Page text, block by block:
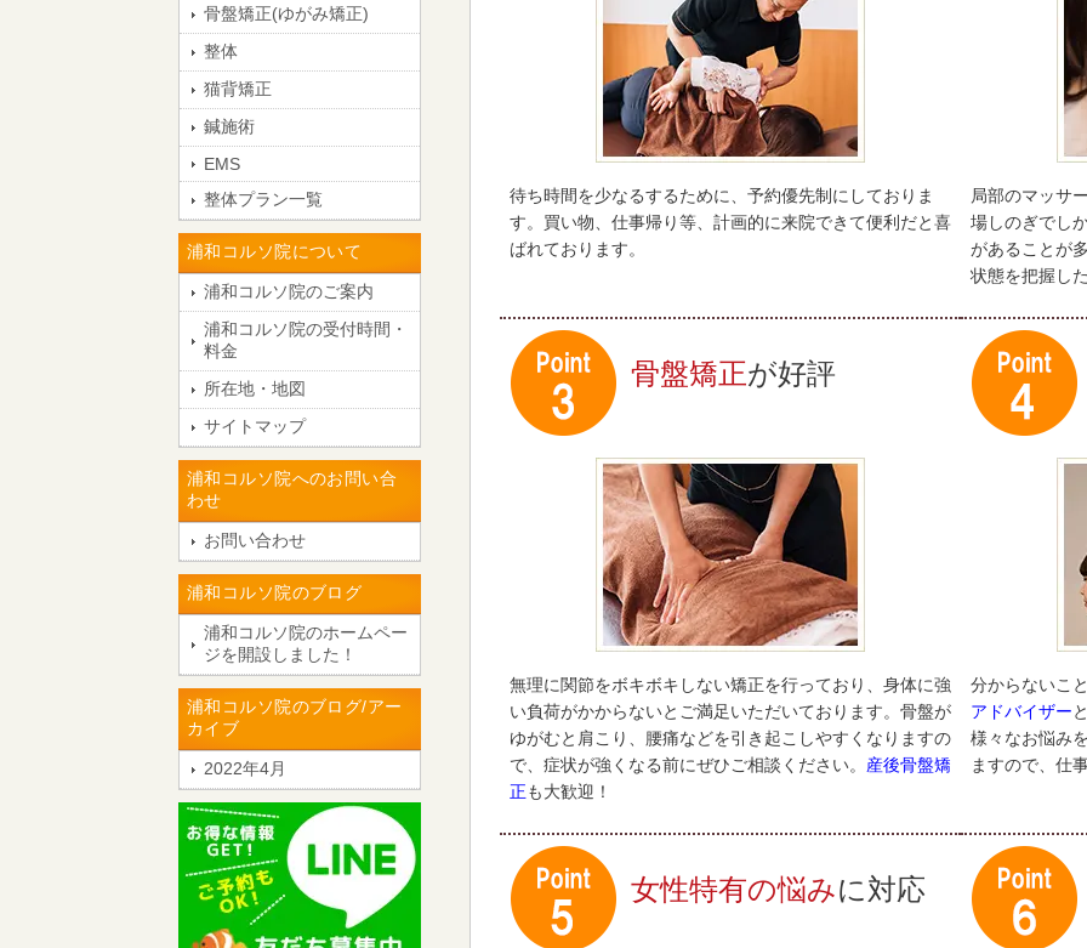
待ち時間を少なるするために、予約優先制にしておりま
す。買い物、仕事帰り等、計画的に来院できて便利だと喜
ばれております。
局部のマッサ
場しのぎでし
があることが
状態を把握し
骨盤矯正が好評
無理に関節をボキボキしない矯正を行っており、身体に強
い負荷がかからないとご満足いただいております。骨盤が
ゆがむと肩こり、腰痛などを引き起こしやすくなりますの
で、症状が強くなる前にぜひご相談ください。 産後骨盤矯
正も大歓迎！
分からないこ
アドバイザー
様々なお悩み
ますので、仕
女性特有の悩みに対応
骨盤矯正(ゆがみ矯正)
整体
猫背矯正
鍼施術
EMS
整体プラン一覧
浦和コルソ院について
浦和コルソ院のご案内
浦和コルソ院の受付時間・
料金
所在地・地図
サイトマップ
浦和コルソ院へのお問い合
わせ
お問い合わせ
浦和コルソ院のブログ
浦和コルソ院のホームペー
ジを開設しました！
浦和コルソ院のブログ/アー
カイブ
2022年4月